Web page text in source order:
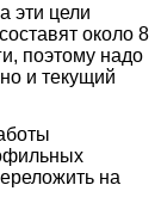
эти цели
около 8
поэтому надо
и текущий
на